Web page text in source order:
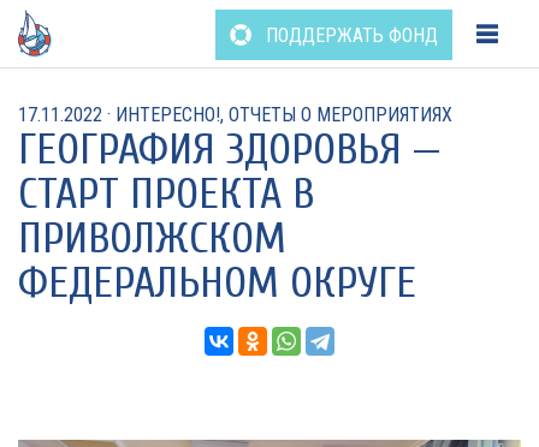
Перейти
содержанию
ПОДДЕРЖАТЬ ФОНД
17.11.2022 · ИНТЕРЕСНО!, ОТЧЕТЫ О МЕРОПРИЯТИЯХ
ГЕОГРАФИЯ ЗДОРОВЬЯ —
СТАРТ ПРОЕКТА В
ПРИВОЛЖСКОМ
ФЕДЕРАЛЬНОМ ОКРУГЕ